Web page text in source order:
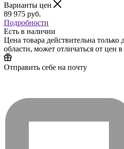
Варианты цен
89 975 руб.
Подробности
Есть в наличии
Цена товара действительна только
области, может отличаться от цен
Отправить себе на почту